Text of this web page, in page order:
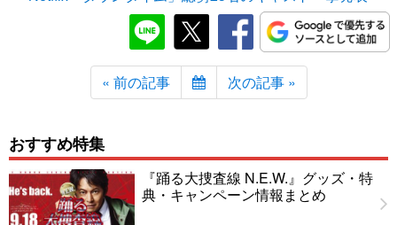
« 前の記事 次の記事 »
おすすめ特集
『踊る大捜査線 N.E.W.』グッズ・特
典・キャンペーン情報まとめ